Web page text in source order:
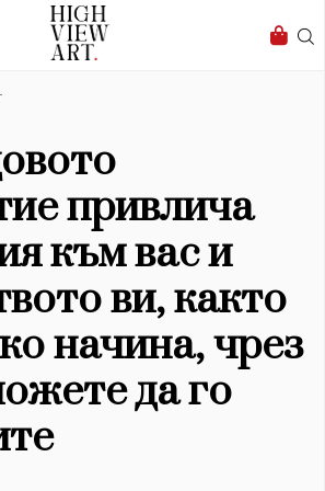
привлича
към вас и
ви, както
начина, чрез
да го